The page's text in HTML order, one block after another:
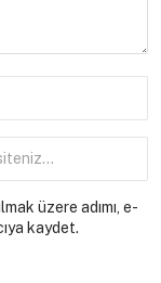
üzere adımı, e-
kaydet.